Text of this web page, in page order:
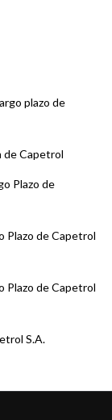
plazo de
de Capetrol
Plazo de
Plazo de Capetrol
Plazo de Capetrol
S.A.